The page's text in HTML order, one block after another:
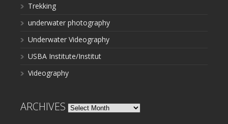
Trekking
underwater photography
Underwater Videography
USBA Institute/Institut
Videography
ARCHIVES Archives